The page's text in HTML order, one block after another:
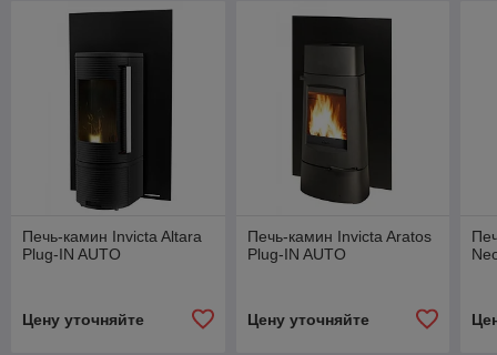
Печь-камин Invicta Altara
Plug-IN AUTO
Цену уточняйте
Печь-камин Invicta Aratos
Plug-IN AUTO
Цену уточняйте